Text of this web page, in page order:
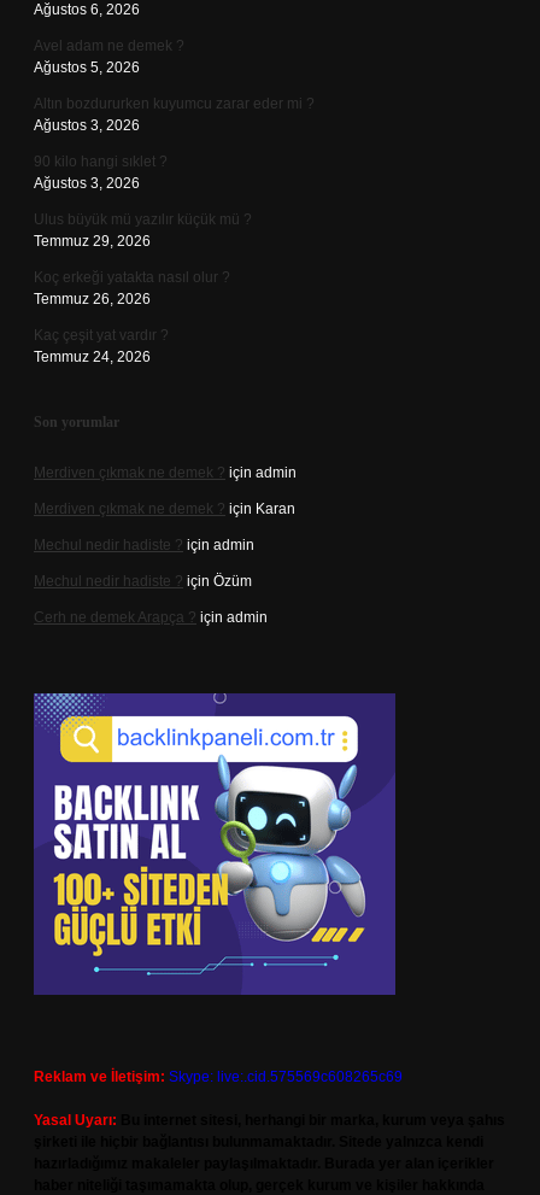
Ağustos 6, 2026
Avel adam ne demek ?
Ağustos 5, 2026
Altın bozdururken kuyumcu zarar eder mi ?
Ağustos 3, 2026
90 kilo hangi sıklet ?
Ağustos 3, 2026
Ulus büyük mü yazılır küçük mü ?
Temmuz 29, 2026
Koç erkeği yatakta nasıl olur ?
Temmuz 26, 2026
Kaç çeşit yat vardır ?
Temmuz 24, 2026
Son yorumlar
Merdiven çıkmak ne demek ? için admin
Merdiven çıkmak ne demek ? için Karan
Mechul nedir hadiste ? için admin
Mechul nedir hadiste ? için Özüm
Cerh ne demek Arapça ? için admin
Reklam ve İletişim: Skype: live:.cid.575569c608265c69
Yasal Uyarı: